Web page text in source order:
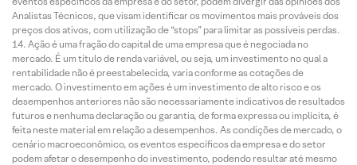
Analistas Técnicos, que visam identificar os movimentos mais prováveis dos
preços dos ativos, com utilização de “stops” para limitar as possíveis perdas.
Ação é uma fração do capital de uma empresa que é negociada no
mercado. É um título de renda variável, ou seja, um investimento no qual a
rentabilidade não é preestabelecida, varia conforme as cotações de
mercado. O investimento em ações é um investimento de alto risco e os
desempenhos anteriores não são necessariamente indicativos de resultados
futuros e nenhuma declaração ou garantia, de forma expressa ou implícita, é
feita neste material em relação a desempenhos. As condições de mercado, o
cenário macroeconômico, os eventos específicos da empresa e do setor
podem afetar o desempenho do investimento, podendo resultar até mesmo